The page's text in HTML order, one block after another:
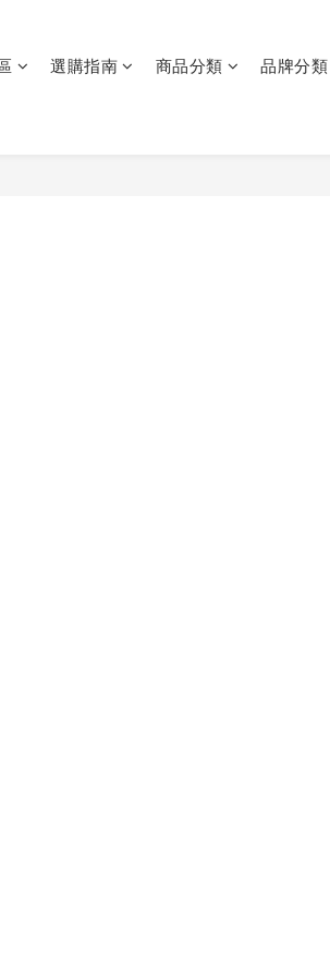
選購指南 商品分類 品牌分類